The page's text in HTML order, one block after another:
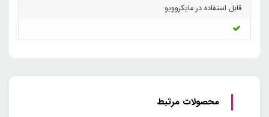
قابل استفاده در مایکروویو
محصولات مرتبط